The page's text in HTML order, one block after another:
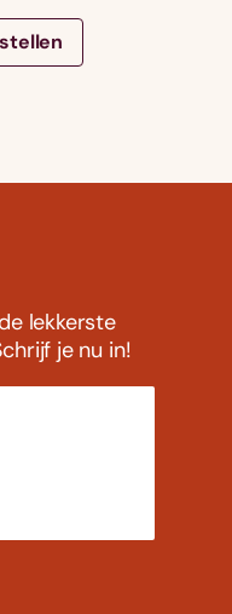
lekkerste
je nu in!